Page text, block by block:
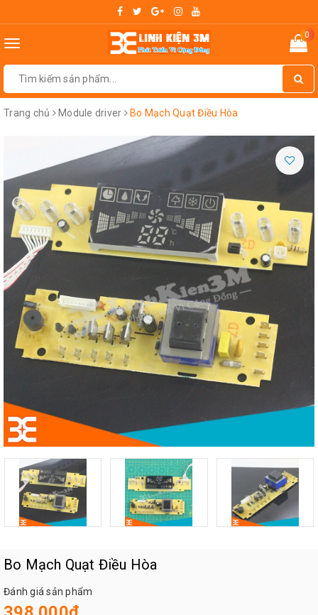
Toggle
0
Trang chủ Module driver Bo Mạch Quạt Điều Hòa
Bo Mạch Quạt Điều Hòa
Đánh giá sản phẩm